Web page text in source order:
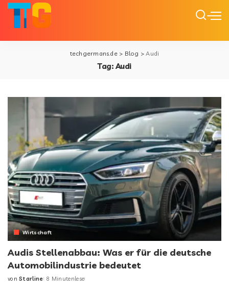
techgermans.de> Blog >Audi
Tag:Audi
Wirtschaft
Audis Stellenabbau: Was er für die deutsche
Automobilindustrie bedeutet
Posted
von Starline 8 Minutenlese